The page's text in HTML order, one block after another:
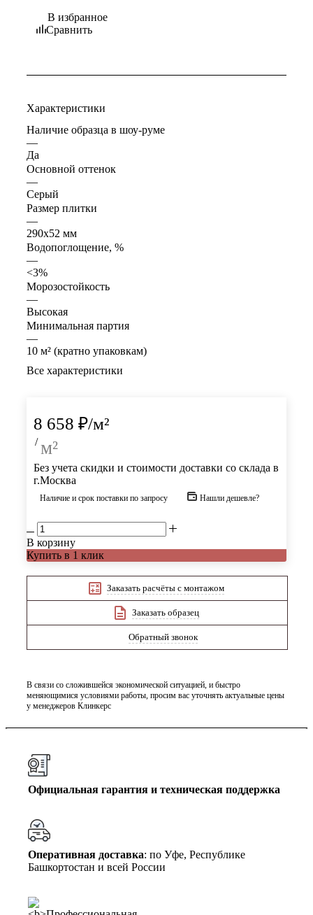
В избранное
Сравнить
Характеристики
Наличие образца в шоу-руме
—
Да
Основной оттенок
—
Серый
Размер плитки
—
290x52 мм
Водопоглощение, %
—
<3%
Морозостойкость
—
Высокая
Минимальная партия
—
10 м² (кратно упаковкам)
Все характеристики
8 658 ₽/м²
/ м²
Без учета скидки и стоимости доставки со склада в
г.Москва
Наличие и срок поставки по запросу Нашли дешевле?
В корзину
Купить в 1 клик
Заказать расчёты с монтажом
Заказать образец
Обратный звонок
В связи со сложившейся экономической ситуацией, и быстро
меняющимися условиями работы, просим вас уточнять актуальные цены
у менеджеров Клинкерс
Официальная гарантия и техническая поддержка
Оперативная доставка: по Уфе, Республике
Башкортостан и всей России